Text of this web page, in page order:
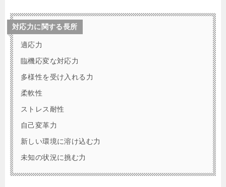
対応力に関する長所
適応力
臨機応変な対応力
多様性を受け入れる力
柔軟性
ストレス耐性
自己変革力
新しい環境に溶け込む力
未知の状況に挑む力